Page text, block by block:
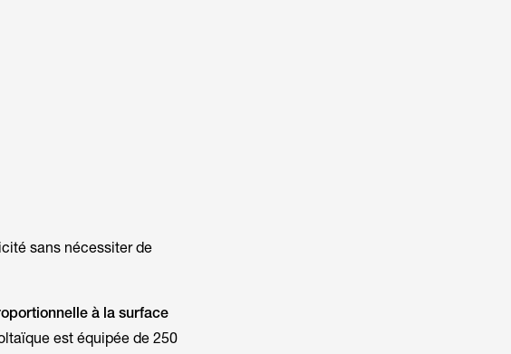
sans nécessiter de
à la surface
est équipée de 250